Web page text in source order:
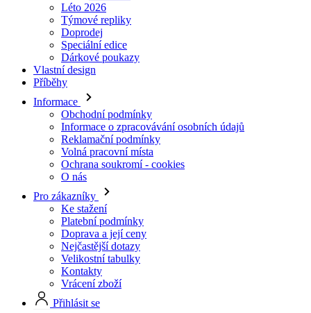
Vlastní design
Příběhy
Informace
Obchodní podmínky
Informace o zpracovávání osobních údajů
Reklamační podmínky
Volná pracovní místa
Ochrana soukromí - cookies
O nás
Pro zákazníky
Ke stažení
Platební podmínky
Doprava a její ceny
Nejčastější dotazy
Velikostní tabulky
Kontakty
Vrácení zboží
Přihlásit se